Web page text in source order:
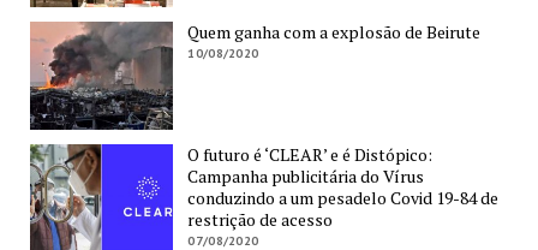
Quem ganha com a explosão de Beirute
10/08/2020
O futuro é ‘CLEAR’ e é Distópico:
Campanha publicitária do Vírus
conduzindo a um pesadelo Covid 19-84 de
restrição de acesso
07/08/2020